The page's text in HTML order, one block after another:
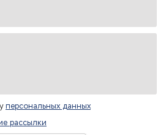
персональных данных
рассылки